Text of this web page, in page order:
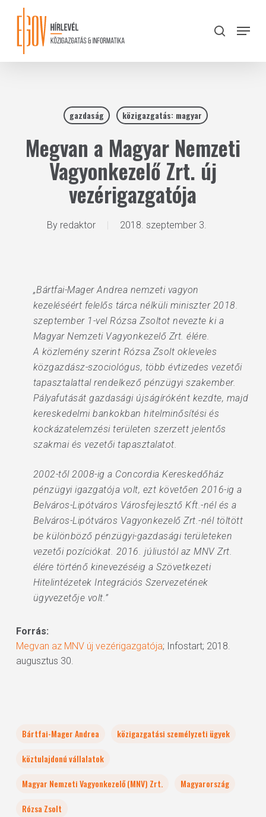
content
search
Menu
gazdaság közigazgatás: magyar
Megvan a Magyar Nemzeti
Vagyonkezelő Zrt. új
vezérigazgatója
By redaktor 2018. szeptember 3.
„Bártfai-Mager Andrea nemzeti vagyon
kezeléséért felelős tárca nélküli miniszter 2018.
szeptember 1-vel Rózsa Zsoltot nevezte ki a
Magyar Nemzeti Vagyonkezelő Zrt. élére.
A közlemény szerint Rózsa Zsolt okleveles
közgazdász-szociológus, több évtizedes vezetői
tapasztalattal rendelkező pénzügyi szakember.
Pályafutását gazdasági újságíróként kezdte, majd
kereskedelmi bankokban hitelminősítési és
kockázatelemzési területen szerzett jelentős
szakmai és vezetői tapasztalatot.
2002-től 2008-ig a Concordia Kereskedőház
pénzügyi igazgatója volt, ezt követően 2016-ig a
Belváros-Lipótváros Városfejlesztő Kft.-nél és a
Belváros-Lipótváros Vagyonkezelő Zrt.-nél töltött
be különböző pénzügyi-gazdasági területeken
vezetői pozíciókat. 2016. júliustól az MNV Zrt.
élére történő kinevezéséig a Szövetkezeti
Hitelintézetek Integrációs Szervezetének
ügyvezetője volt.”
Forrás:
Megvan az MNV új vezérigazgatója; Infostart; 2018.
augusztus 30.
Bártfai-Mager Andrea
közigazgatási személyzeti ügyek
köztulajdonú vállalatok
Magyar Nemzeti Vagyonkezelő (MNV) Zrt.
Magyarország
Rózsa Zsolt
Close